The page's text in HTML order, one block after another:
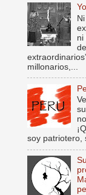
ni
millonarios,...
soy patriotero,